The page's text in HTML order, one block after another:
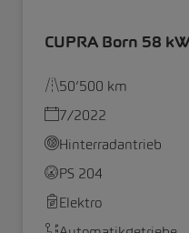
CUPRA Born 58
50’500 km
7/2022
Hinterradantrieb
PS 204
Elektro